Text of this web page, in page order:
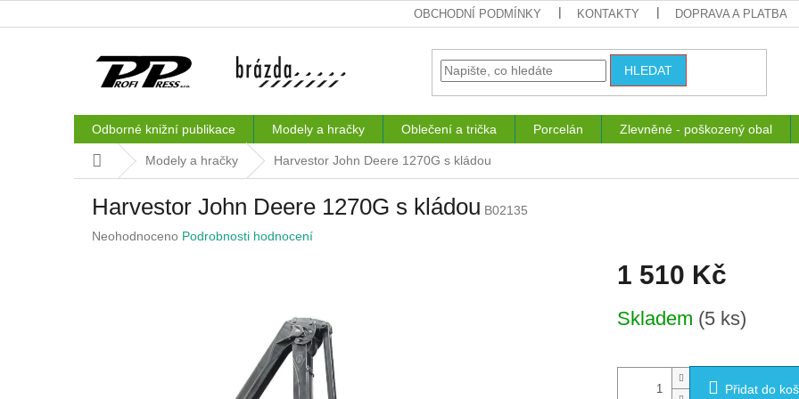
na
OBCHODNÍ PODMÍNKY KONTAKTY DOPRAVA A PLATBA
HLEDAT
Odborné knižní publikace Modely a hračky Oblečení a trička Porcelán Zlevněné - poškozený obal
Domů Modely a hračky Harvestor John Deere 1270G s kládou
Harvestor John Deere 1270G s kládou B02135
Průměrné
Neohodnoceno Podrobnosti hodnocení
1 510 Kč
cena:
Skladem (5 ks)
Přidat do